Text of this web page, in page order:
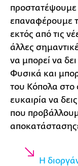
προστατέψουμε
επαναφέρουμε
εκτός από τις
άλλες
να μπορεί να
Φυσικά και
του Κόπολα στο
ευκαιρία να
που
Η